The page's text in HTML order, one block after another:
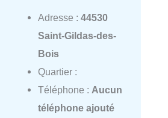
Adresse : 44530
Saint-Gildas-des-
Bois
Quartier :
Téléphone : Aucun
téléphone ajouté